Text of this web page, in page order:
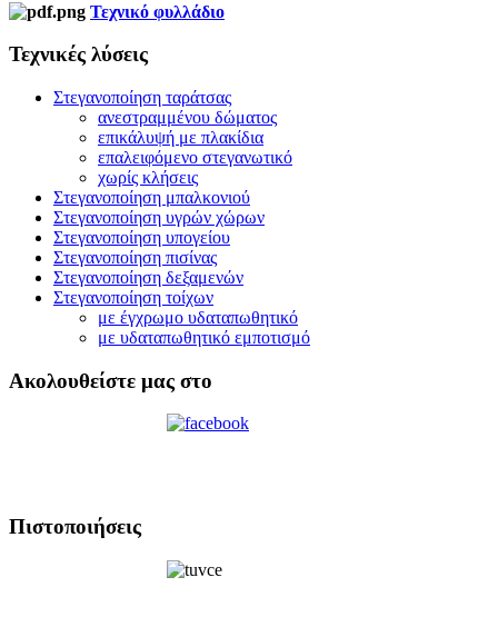
Τεχνικό φυλλάδιο
Τεχνικές λύσεις
Στεγανοποίηση ταράτσας
ανεστραμμένου δώματος
επικάλυψή με πλακίδια
επαλειφόμενο στεγανωτικό
χωρίς κλήσεις
Στεγανοποίηση μπαλκονιού
Στεγανοποίηση υγρών χώρων
Στεγανοποίηση υπογείου
Στεγανοποίηση πισίνας
Στεγανοποίηση δεξαμενών
Στεγανοποίηση τοίχων
με έγχρωμο υδαταπωθητικό
με υδαταπωθητικό εμποτισμό
Ακολουθείστε μας στο
Πιστοποιήσεις